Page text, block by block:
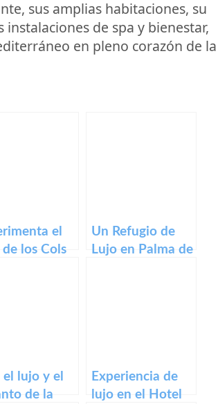
sus amplias habitaciones, su
de spa y bienestar,
en pleno corazón de la
el
de los Cols
Un Refugio de
Lujo en Palma de
lujo y el
de la
Experiencia de
lujo en el Hotel